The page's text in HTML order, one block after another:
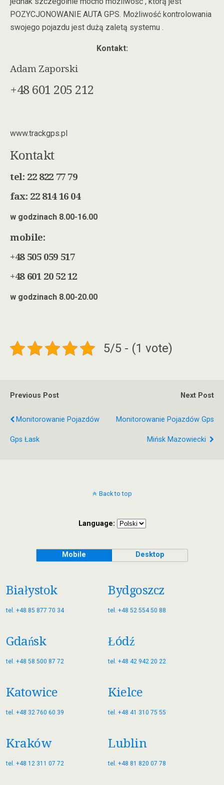
POZYCJONOWANIE AUTA GPS. Możliwość kontrolowania
swojego pojazdu jest dużą zaletą systemu .
Kontakt:
Adam Zaporski
+48 601 205 212
www.trackgps.pl
Kontakt
tel: 22 822 77 79
fax: 22 814 16 04
w godzinach 8.00-16.00
mobile:
+48 505 059 517
+48 601 20 52 12
w godzinach 8.00-20.00
5/5 - (1 vote)
Previous Post
Monitorowanie Pojazdów
Gps Łask
Next Post
Monitorowanie Pojazdów Gps
Mińsk Mazowiecki
Back to top
Language:
Mobile Desktop
Białystok
tel. +48 85 877 70 34
Bydgoszcz
tel. +48 52 554 50 88
Gdańsk
tel. +48 58 500 87 72
Łódź
tel. +48 42 942 20 22
Katowice
tel. +48 32 760 60 39
Kielce
tel. +48 41 310 75 55
Kraków
tel. +48 12 311 07 72
Lublin
tel. +48 81 820 07 78